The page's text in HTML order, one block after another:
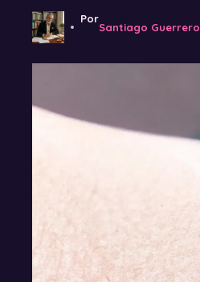
Por
Santiago Guerrero